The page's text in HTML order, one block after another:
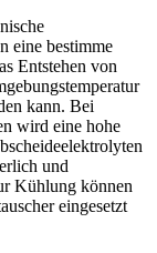
eine bestimme
Entstehen von
kann. Bei
wird eine hohe
und
Kühlung können
eingesetzt